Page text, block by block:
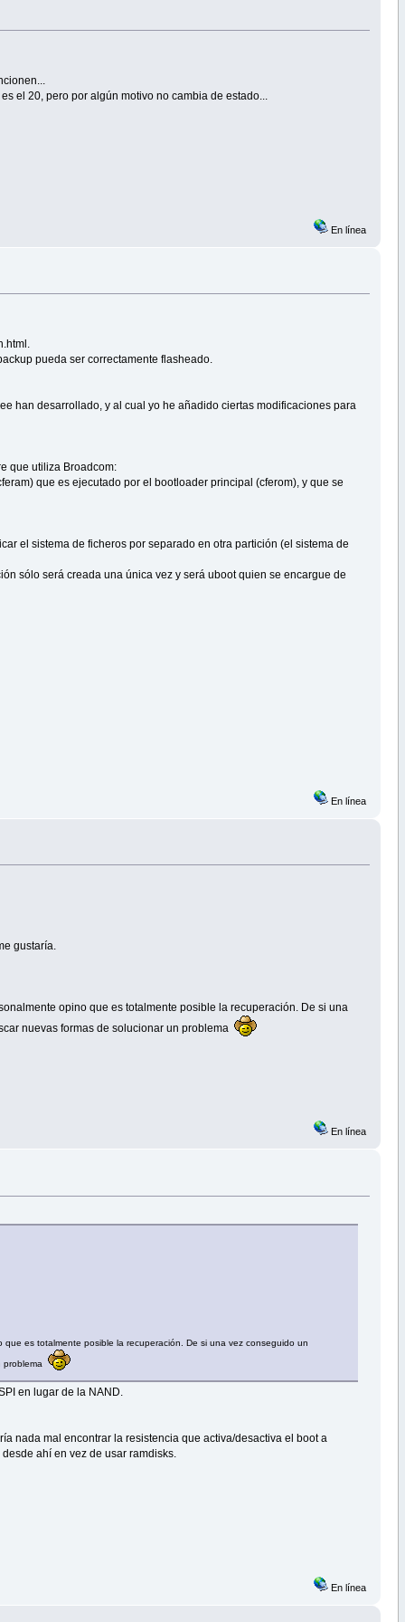
el 20, pero por algún motivo no cambia de estado...
En línea
pueda ser correctamente flasheado.
han desarrollado, y al cual yo he añadido ciertas modificaciones para
que utiliza Broadcom:
que es ejecutado por el bootloader principal (cferom), y que se
el sistema de ficheros por separado en otra partición (el sistema de
sólo será creada una única vez y será uboot quien se encargue de
En línea
gustaría.
opino que es totalmente posible la recuperación. De si una
nuevas formas de solucionar un problema
En línea
es totalmente posible la recuperación. De si una vez conseguido un
problema
en lugar de la NAND.
nada mal encontrar la resistencia que activa/desactiva el boot a
ahí en vez de usar ramdisks.
En línea